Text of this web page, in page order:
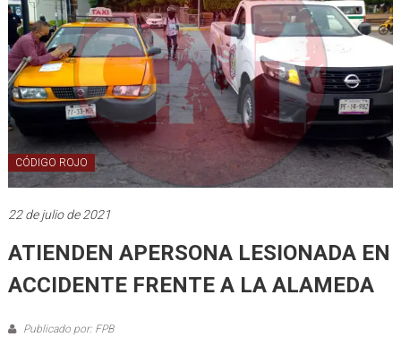
CÓDIGO ROJO
22 de julio de 2021
ATIENDEN APERSONA LESIONADA EN
ACCIDENTE FRENTE A LA ALAMEDA
Publicado por: FPB